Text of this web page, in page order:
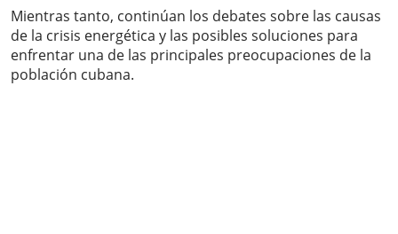
Mientras tanto, continúan los debates sobre las causas
de la crisis energética y las posibles soluciones para
enfrentar una de las principales preocupaciones de la
población cubana.